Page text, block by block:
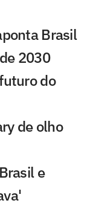
Brasil
2030
do
de olho
e